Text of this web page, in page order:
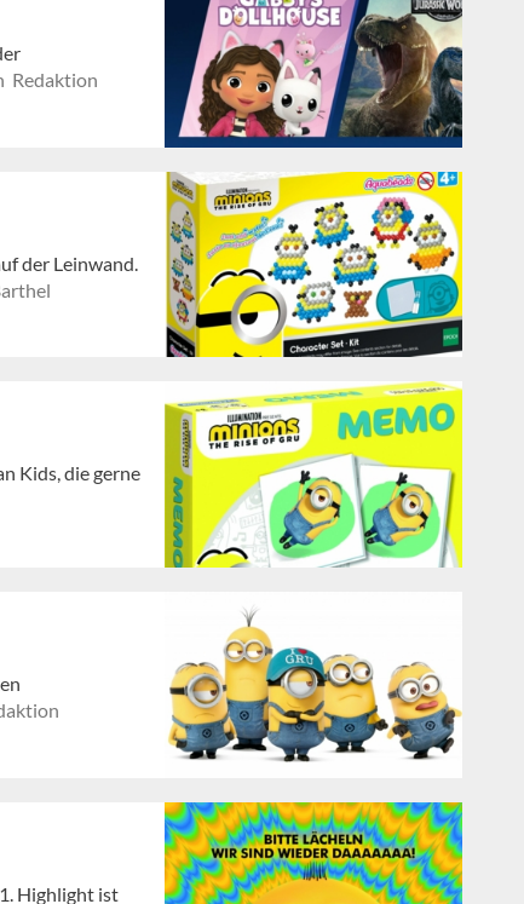
Redaktion
der Leinwand.
Kids, die gerne
Highlight ist